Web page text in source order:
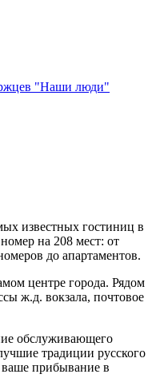
"Наши люди"
известных гостиниц в
на 208 мест: от
до апартаментов.
центре города. Рядом
ж.д. вокзала, почтовое
обслуживающего
традиции русского
ваше прибывание в